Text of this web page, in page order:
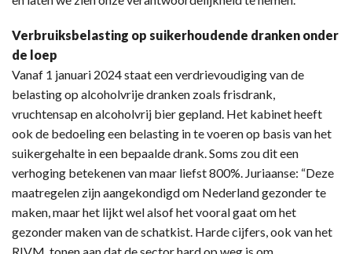
Verbruiksbelasting op suikerhoudende dranken onder
de loep
Vanaf 1 januari 2024 staat een verdrievoudiging van de
belasting op alcoholvrije dranken zoals frisdrank,
vruchtensap en alcoholvrij bier gepland. Het kabinet heeft
ook de bedoeling een belasting in te voeren op basis van het
suikergehalte in een bepaalde drank. Soms zou dit een
verhoging betekenen van maar liefst 800%. Juriaanse: “Deze
maatregelen zijn aangekondigd om Nederland gezonder te
maken, maar het lijkt wel alsof het vooral gaat om het
gezonder maken van de schatkist. Harde cijfers, ook van het